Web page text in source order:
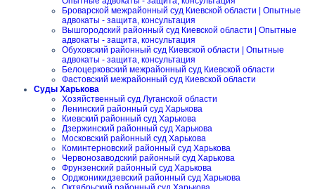
Броварской межрайонный суд Киевской области | Опытные
адвокаты - защита, консультация
Вышгородский районный суд Киевской области | Опытные
адвокаты - защита, консультация
Обуховский районный суд Киевской области | Опытные
адвокаты - защита, консультация
Белоцерковский межрайонный суд Киевской области
Фастовский межрайонный суд Киевской области
Суды Харькова
Хозяйственный суд Луганской области
Ленинский районный суд Харькова
Киевский районный суд Харькова
Дзержинский районный суд Харькова
Московский районный суд Харькова
Коминтерновский районный суд Харькова
Червонозаводский районный суд Харькова
Фрунзенский районный суд Харькова
Орджоникидзевский районный суд Харькова